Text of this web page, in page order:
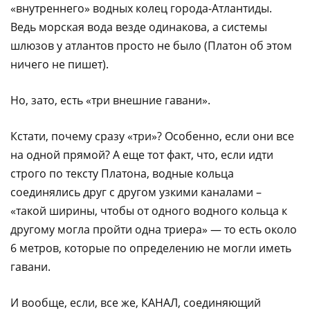
«внутреннего» водных колец города-Атлантиды.
Ведь морская вода везде одинакова, а системы
шлюзов у атлантов просто не было (Платон об этом
ничего не пишет).
Но, зато, есть «три внешние гавани».
Кстати, почему сразу «три»? Особенно, если они все
на одной прямой? А еще тот факт, что, если идти
строго по тексту Платона, водные кольца
соединялись друг с другом узкими каналами –
«такой ширины, чтобы от одного водного кольца к
другому могла пройти одна триера» — то есть около
6 метров, которые по определению не могли иметь
гавани.
И вообще, если, все же, КАНАЛ, соединяющий